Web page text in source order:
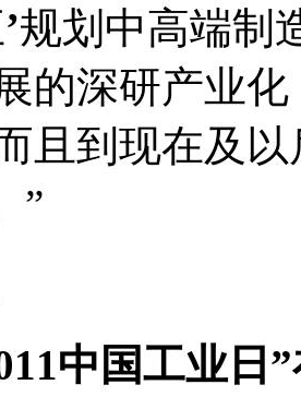
’规划中高端制
的深研产业
且到现在及
”
中国工业日